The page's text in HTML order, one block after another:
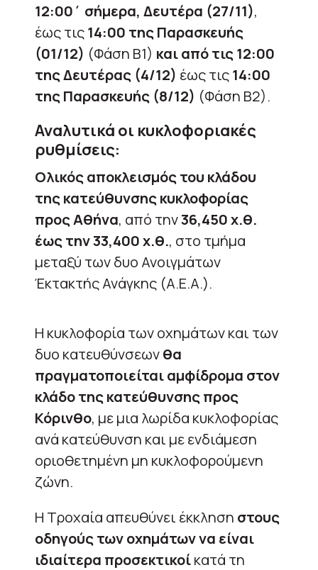
12:00΄ σήμερα, Δευτέρα (27/11),
έως τις14:00 της Παρασκευής
(01/12) (Φάση Β1) και από τις 12:00
της Δευτέρας (4/12) έως τις14:00
της Παρασκευής (8/12) (Φάση Β2).
Αναλυτικά οι κυκλοφοριακές
ρυθμίσεις:
Ολικός αποκλεισμός του κλάδου
της κατεύθυνσης κυκλοφορίας
προς Αθήνα, από την36,450 χ.θ.
έως την 33,400 χ.θ., στο τμήμα
μεταξύ των δυο Ανοιγμάτων
Έκτακτής Ανάγκης (Α.Ε.Α.).
Η κυκλοφορία των οχημάτων και των
δυο κατευθύνσεωνθα
πραγματοποιείται αμφίδρομα στον
κλάδο της κατεύθυνσης προς
Κόρινθο, με μια λωρίδα κυκλοφορίας
ανά κατεύθυνση και με ενδιάμεση
οριοθετημένη μη κυκλοφορούμενη
ζώνη.
Η Τροχαία απευθύνει έκκληση στους
οδηγούς των οχημάτων να είναι
ιδιαίτερα προσεκτικοίκατά τη